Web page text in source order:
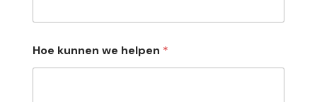
-
a
i
l
Hoe kunnen we helpen *